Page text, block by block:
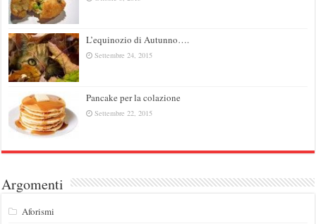
L’equinozio di Autunno….
Settembre 24, 2015
Pancake per la colazione
Settembre 22, 2015
Argomenti
Aforismi